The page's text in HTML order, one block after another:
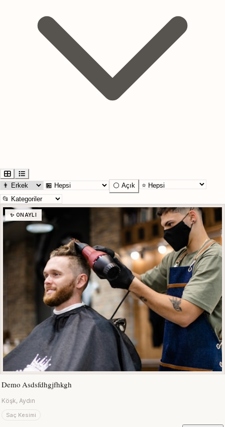
⚪ Açık
✨ ONAYLI
Demo Asdsfdhgjfhkgh
Köşk, Aydın
Saç Kesimi